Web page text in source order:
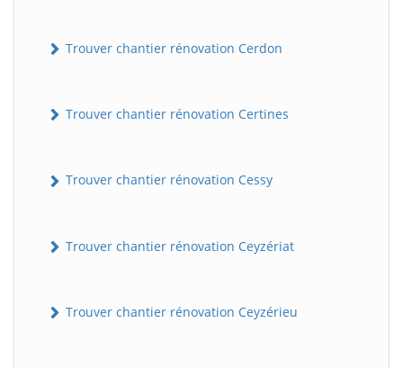
Trouver chantier rénovation Cerdon
Trouver chantier rénovation Certines
Trouver chantier rénovation Cessy
Trouver chantier rénovation Ceyzériat
Trouver chantier rénovation Ceyzérieu